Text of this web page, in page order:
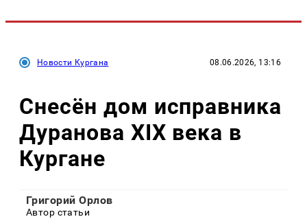
Новости Кургана 08.06.2026, 13:16
Снесён дом исправника
Дуранова XIX века в
Кургане
Григорий Орлов
Автор статьи